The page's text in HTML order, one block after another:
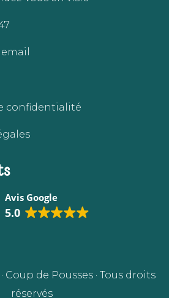
confidentialité
Avis Google
5.0
de Pousses · Tous droits
réservés